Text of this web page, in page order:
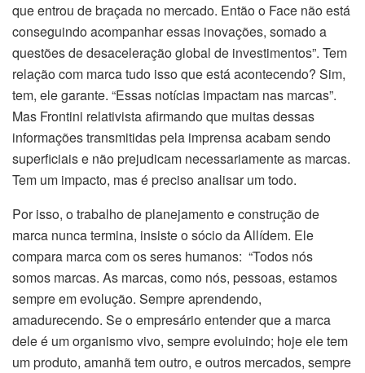
que entrou de braçada no mercado. Então o Face não está
conseguindo acompanhar essas inovações, somado a
questões de desaceleração global de investimentos”. Tem
relação com marca tudo isso que está acontecendo? Sim,
tem, ele garante. “Essas notícias impactam nas marcas”.
Mas Frontini relativista afirmando que muitas dessas
informações transmitidas pela imprensa acabam sendo
superficiais e não prejudicam necessariamente as marcas.
Tem um impacto, mas é preciso analisar um todo.
Por isso, o trabalho de planejamento e construção de
marca nunca termina, insiste o sócio da Allídem. Ele
compara marca com os seres humanos: “Todos nós
somos marcas. As marcas, como nós, pessoas, estamos
sempre em evolução. Sempre aprendendo,
amadurecendo. Se o empresário entender que a marca
dele é um organismo vivo, sempre evoluindo; hoje ele tem
um produto, amanhã tem outro, e outros mercados, sempre